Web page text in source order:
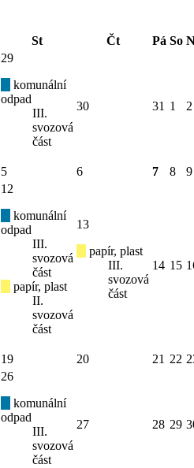
St Čt Pá So
29
komunální
odpad
III.
svozová
část
30 31 1 2
5 6 7 8 9
12
komunální
odpad
III.
svozová
část
papír, plast
II.
svozová
část
13
papír, plast
III.
svozová
část
14 15
19 20 21 22
26
komunální
odpad
III.
svozová
část
27 28 29